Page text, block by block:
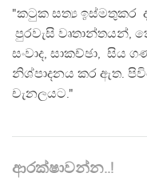
"කටුක සත්‍ය ඉස්මතුකර
පුරවැසි වෘතාන්තයන්,
සංවාද, සාකච්ඡා, සිය
නිශ්පාදනය කර ඇත.
චැනලයට."
ආරක්ෂාවන්න..!